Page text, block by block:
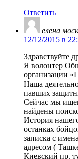
Ответить
елена
12/12/2015 в
Здравствуйте
Я волонтер
организации
Наша
павших
Сейчас мы
найдены
История
останках
записка с
адресом (
Киевский пр.